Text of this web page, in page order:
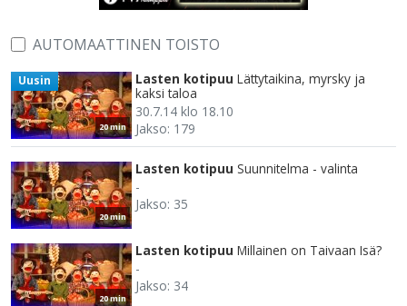
AUTOMAATTINEN TOISTO
20 min
Uusin Lasten kotipuu Lättytaikina, myrsky ja
kaksi taloa
30.7.14 klo 18.10
Jakso: 179
20 min
Lasten kotipuu Suunnitelma - valinta
-
Jakso: 35
20 min
Lasten kotipuu Millainen on Taivaan Isä?
-
Jakso: 34